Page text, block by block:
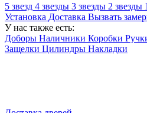
5 звезд 4 звезды 3 звезды 2 звезды
Установка Доставка Вызвать
У нас также есть:
Доборы Наличники Коробки
Защелки Цилиндры Накладки